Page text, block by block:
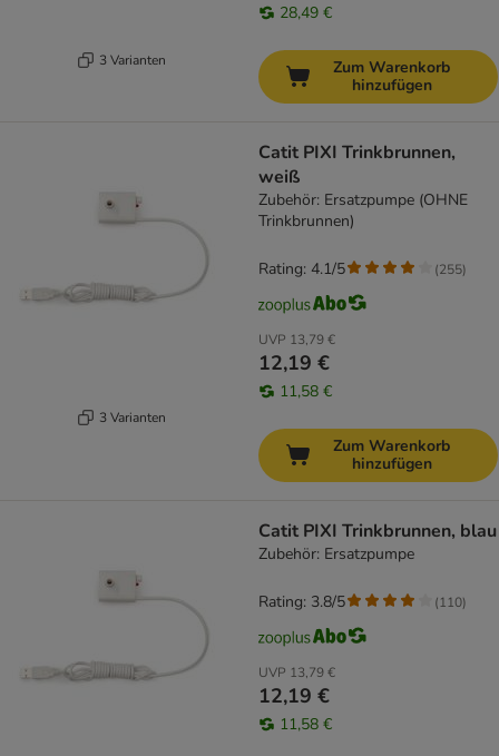
3 Varianten
28,49 €
Zum Warenkorb
hinzufügen
3 Varianten
Catit PIXI Trinkbrunnen,
weiß
Zubehör: Ersatzpumpe (OHNE
Trinkbrunnen)
UVP 13,79 €
12,19 €
11,58 €
Rating: 4.1/5 (255)
Zum Warenkorb
hinzufügen
Catit PIXI Trinkbrunnen, blau
Zubehör: Ersatzpumpe
UVP 13,79 €
12,19 €
11,58 €
Rating: 3.8/5 (110)